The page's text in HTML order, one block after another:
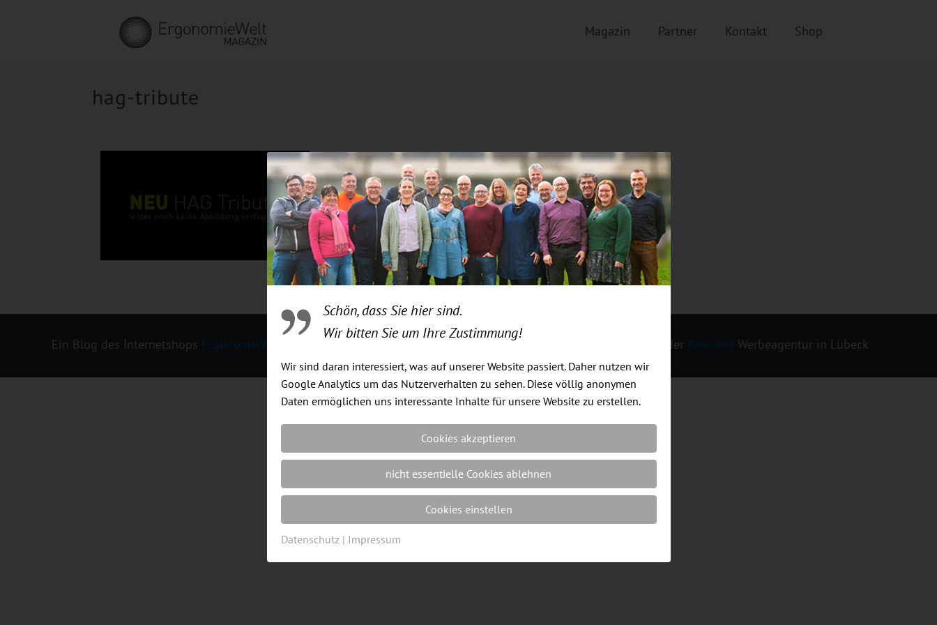
Magazin Partner Kontakt Shop
hag-tribute
Ein Blog des Internetshops ErgonomieWelt.de Cookie Einstellungen | Webdesign von der Resulted Werbeagentur in Lübeck
Schön, dass Sie hier sind.
Wir bitten Sie um Ihre Zustimmung!
Wir sind daran interessiert, was auf unserer Website passiert. Daher nutzen wir
Google Analytics um das Nutzerverhalten zu sehen. Diese völlig anonymen
Daten ermöglichen uns interessante Inhalte für unsere Website zu erstellen.
Cookies akzeptieren
nicht essentielle Cookies ablehnen
Cookies einstellen
Datenschutz| Impressum